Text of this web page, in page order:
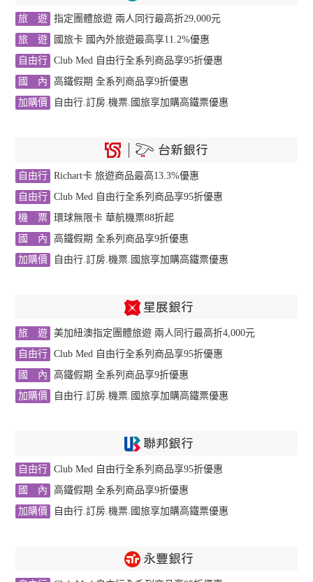
禮
卡
友
優
惠
分
期
0
手
續
費
折
抵
旅 遊
指定團體旅遊 兩人同行最高折29,000元
旅 遊
國旅卡 國內外旅遊最高享11.2%優惠
自由行
Club Med 自由行全系列商品享95折優惠
國 內
高鐵假期 全系列商品享9折優惠
加購價
自由行.訂房.機票.國旅享加購高鐵票優惠
台新銀行
自由行
Richart卡 旅遊商品最高13.3%優惠
自由行
Club Med 自由行全系列商品享95折優惠
機 票
環球無限卡 華航機票88折起
國 內
高鐵假期 全系列商品享9折優惠
加購價
自由行.訂房.機票.國旅享加購高鐵票優惠
星展銀行
旅 遊
美加紐澳指定團體旅遊 兩人同行最高折4,000元
自由行
Club Med 自由行全系列商品享95折優惠
國 內
高鐵假期 全系列商品享9折優惠
加購價
自由行.訂房.機票.國旅享加購高鐵票優惠
聯邦銀行
自由行
Club Med 自由行全系列商品享95折優惠
國 內
高鐵假期 全系列商品享9折優惠
加購價
自由行.訂房.機票.國旅享加購高鐵票優惠
永豐銀行